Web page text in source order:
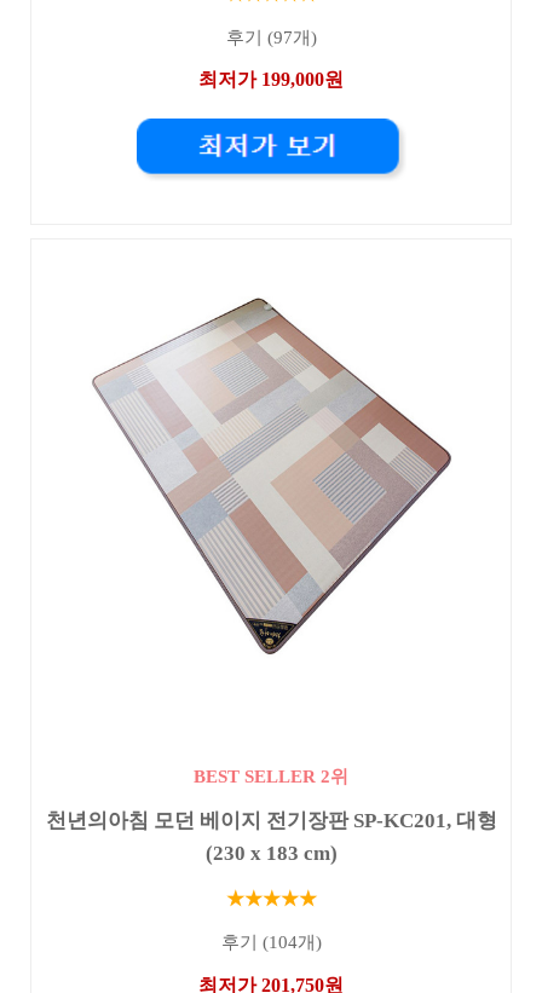
후기 (97개)
최저가 199,000원
BEST SELLER 2위
천년의아침 모던 베이지 전기장판 SP-KC201, 대형
(230 x 183 cm)
★★★★★
후기 (104개)
최저가 201,750원